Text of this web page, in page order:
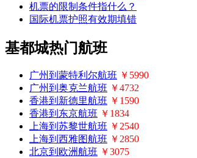
机票的限制条件指什么？
国际机票护照有效期填错
基都城热门航班
广州到蒙特利尔航班 ￥5990
广州到奥克兰航班 ￥4732
香港到新德里航班 ￥1590
香港到东京航班 ￥1834
上海到苏黎世航班 ￥2540
上海到西雅图航班 ￥2850
北京到欧洲航班 ￥3075